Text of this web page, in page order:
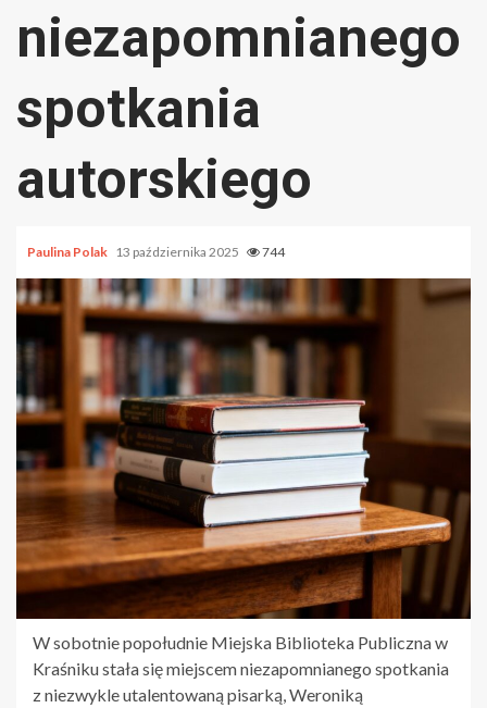
niezapomnianego
spotkania
autorskiego
Paulina Polak 13 października 2025 744
W sobotnie popołudnie Miejska Biblioteka Publiczna w
Kraśniku stała się miejscem niezapomnianego spotkania
z niezwykle utalentowaną pisarką, Weroniką